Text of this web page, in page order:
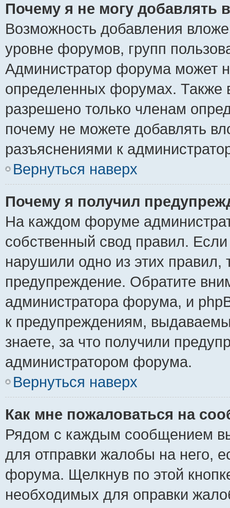
Почему я не могу добавлять
Возможность добавления
уровне форумов, групп
Администратор форума может
определенных форумах. Также
разрешено только членам
почему не можете добавлять
разъяснениями к
Вернуться наверх
Почему я получил
На каждом форуме
собственный свод правил.
нарушили одно из этих
предупреждение. Обратите
администратора форума, и
к предупреждениям,
знаете, за что получили
администратором форума.
Вернуться наверх
Как мне пожаловаться на
Рядом с каждым сообщением
для отправки жалобы на него,
форума. Щелкнув по этой
необходимых для оправки